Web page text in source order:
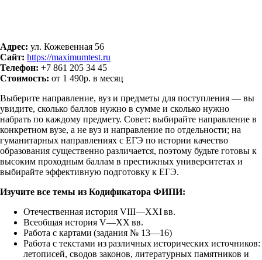
Адрес: ул. Кожевенная 56
Сайт: https://maximumtest.ru
Телефон: +7 861 205 34 45
Стоимость: от 1 490р. в месяц
Выберите направление, вуз и предметы для поступления — вы
увидите, сколько баллов нужно в сумме и сколько нужно
набрать по каждому предмету. Совет: выбирайте направление в
конкретном вузе, а не вуз и направление по отдельности; на
гуманитарных направлениях с ЕГЭ по истории качество
образования существенно различается, поэтому будьте готовы к
высоким проходным баллам в престижных университетах и
выбирайте эффективную подготовку к ЕГЭ.
Изучите все темы из Кодификатора ФИПИ:
Отечественная история VIII—XXI вв.
Всеобщая история V—XX вв.
Работа с картами (задания № 13—16)
Работа с текстами из различных исторических источников:
летописей, сводов законов, литературных памятников и